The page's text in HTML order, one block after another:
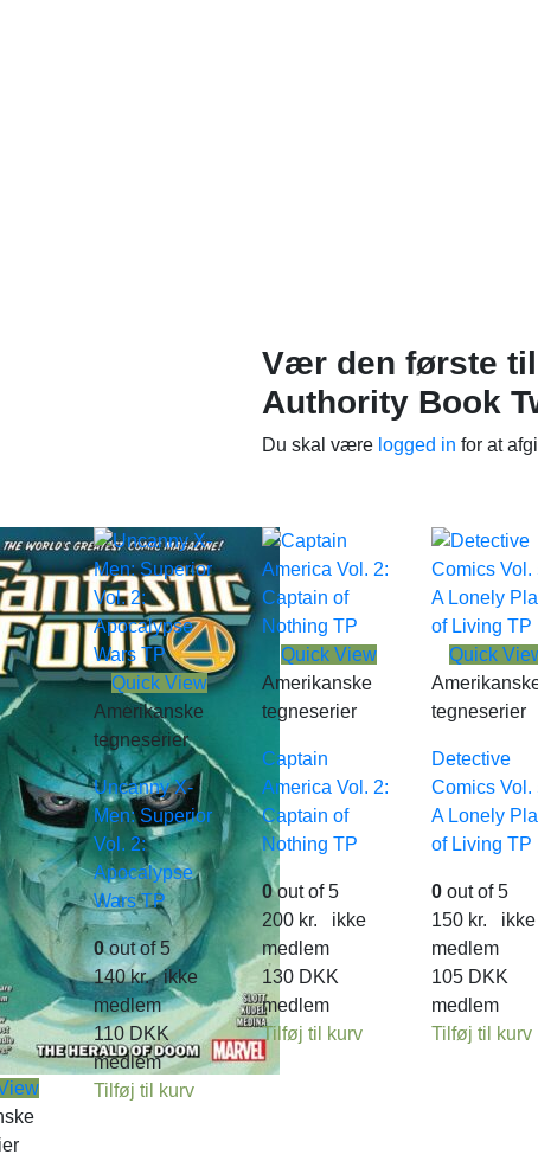
Vær den første til
Authority Book
Du skal være logged in for at
Quick View
Amerikanske
tegneserier
Uncanny X-
Men: Superior
Vol. 2:
Apocalypse
Wars TP
0out of 5
140kr.ikke
medlem
110 DKK
medlem
Tilføj til kurv
Quick View
Amerikanske
tegneserier
Captain
America Vol. 2:
Captain of
Nothing TP
0out of 5
200 kr. ikke
medlem
130 DKK
medlem
Tilføj til kurv
Quick
tegneserier
Detective
Comics Vol.
A Lonely
of Living TP
0out of 5
150 kr. ikke
medlem
105 DKK
medlem
Tilføj til kurv